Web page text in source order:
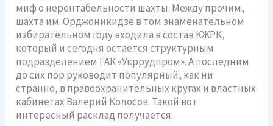
миф о нерентабельности шахты. Между прочим,
шахта им. Орджоникидзе в том знаменательном
избирательном году входила в состав КЖРК,
который и сегодня остается структурным
подразделением ГАК «Укррудпром». А последним
до сих пор руководит популярный, как ни
странно, в правоохранительных кругах и властных
кабинетах Валерий Колосов. Такой вот
интересный расклад получается.